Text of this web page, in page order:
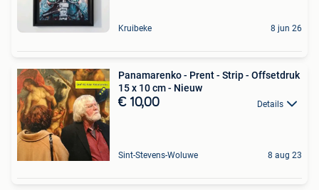
Kruibeke 8 jun 26
Panamarenko - Prent - Strip - Offsetdruk
15 x 10 cm - Nieuw
€ 10,00 Details
Sint-Stevens-Woluwe 8 aug 23